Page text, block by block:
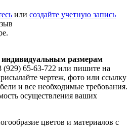
или создайте учетную запись
индивидуальным размерам
(929) 65-63-722 или пишите на
чертеж, фото или ссылку
и все необходимые требования.
осуществления ваших
цветов и материалов с